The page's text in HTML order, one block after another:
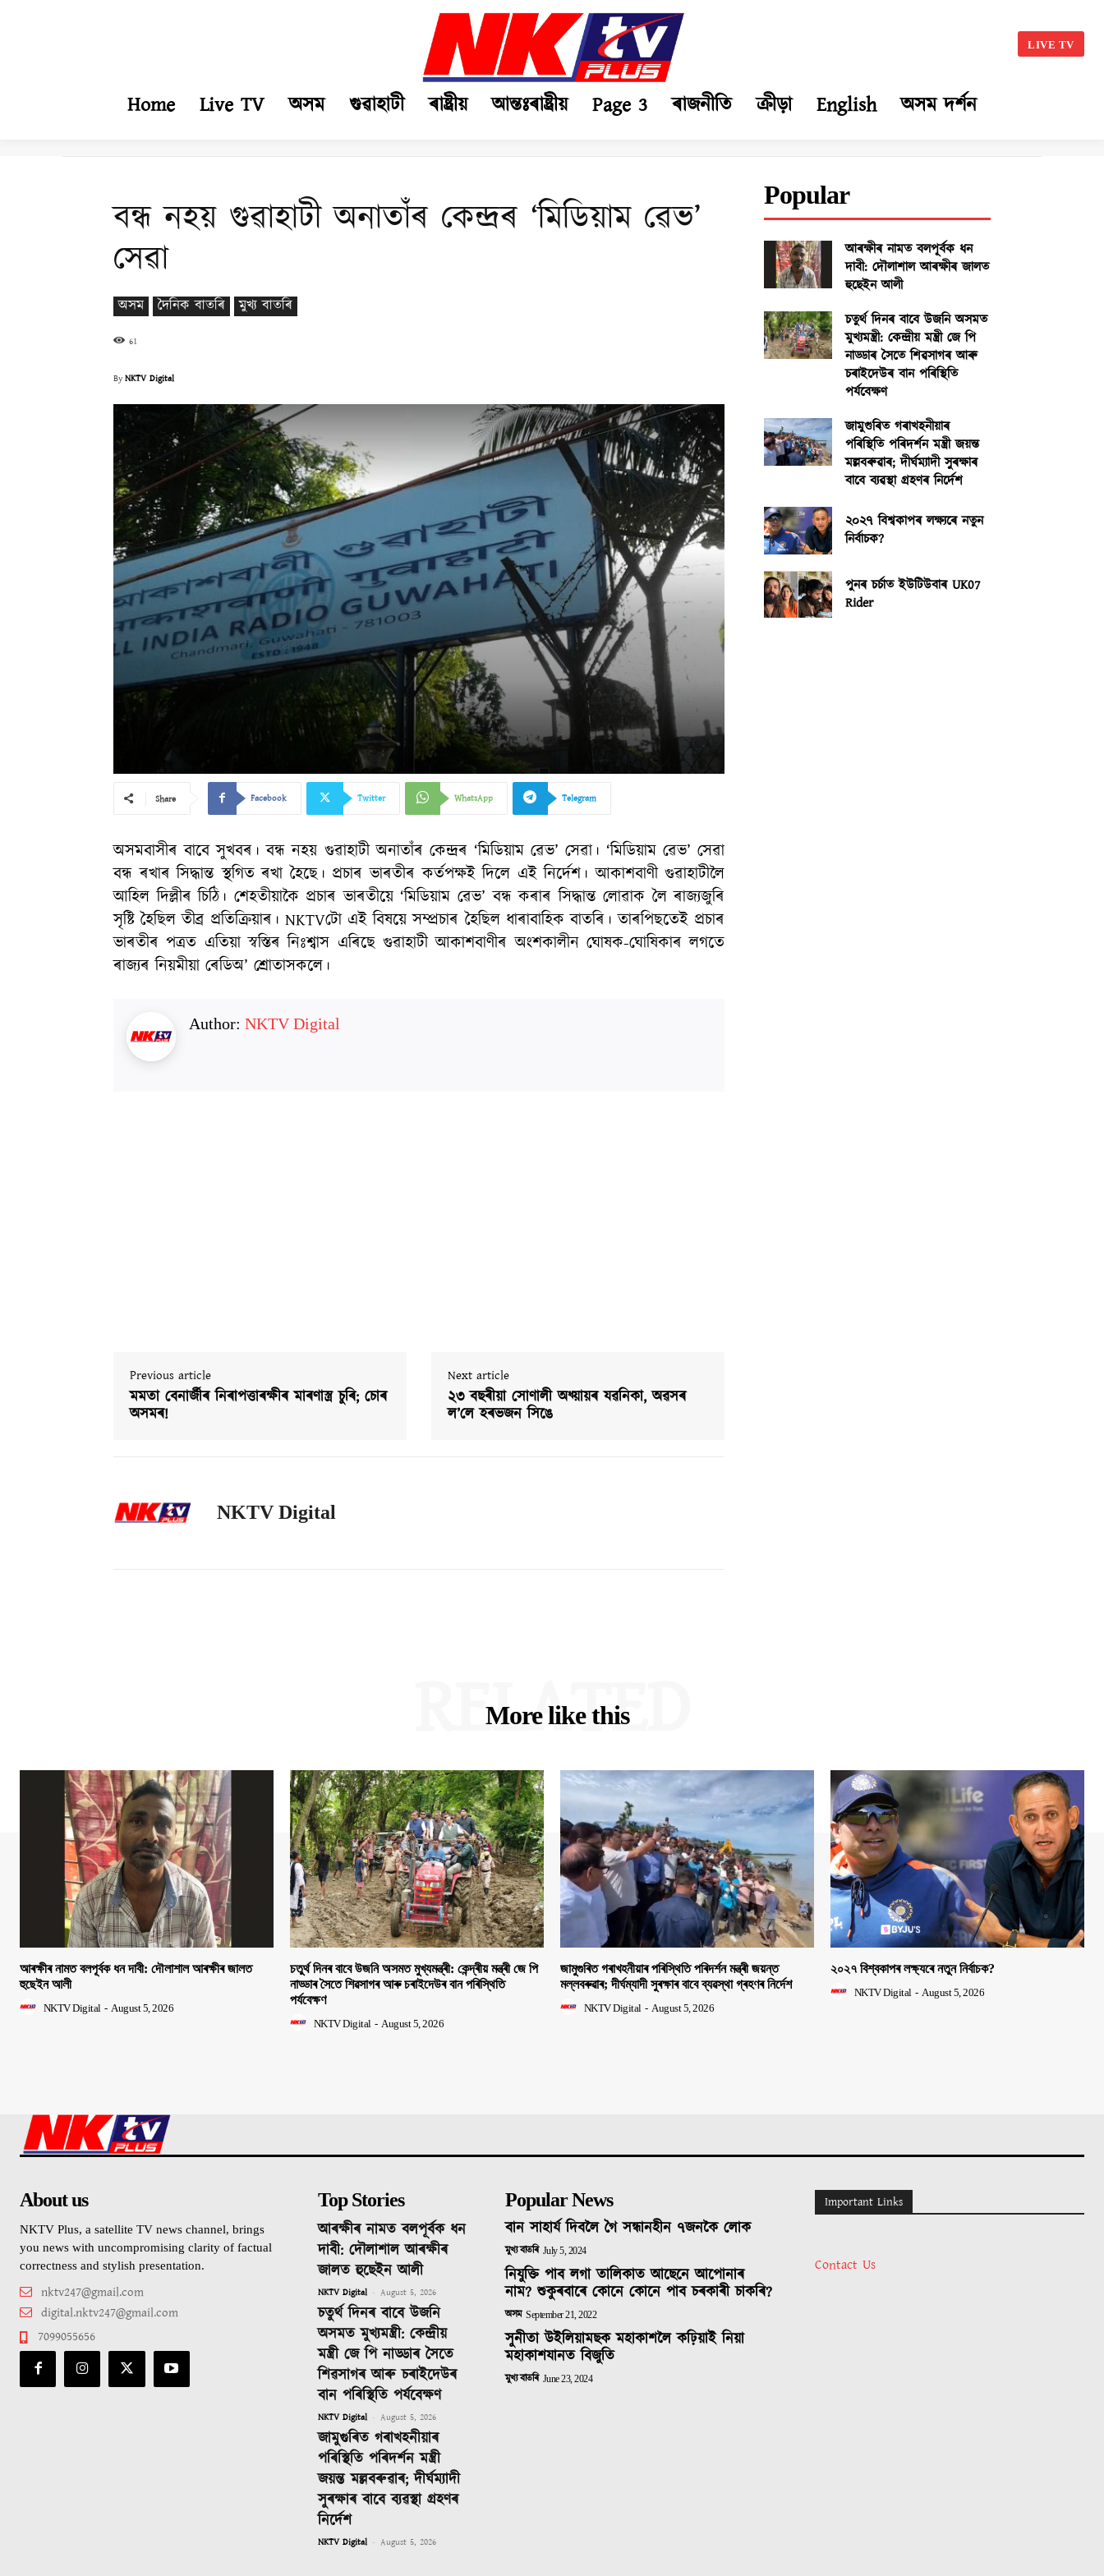
LIVE TV
Home Live TV অসম গুৱাহাটী ৰাষ্ট্ৰীয় আন্তঃৰাষ্ট্ৰীয় Page 3 ৰাজনীতি ক্ৰীড়া English অসম দৰ্শন
বন্ধ নহয় গুৱাহাটী অনাতাঁৰ কেন্দ্ৰৰ ‘মিডিয়াম ৱেভ’
সেৱা
অসম দৈনিক বাতৰি মুখ্য বাতৰি
61
ByNKTV Digital
Share Facebook Twitter WhatsApp Telegram
অসমবাসীৰ বাবে সুখবৰ। বন্ধ নহয় গুৱাহাটী অনাতাঁৰ কেন্দ্ৰৰ ‘মিডিয়াম ৱেভ’ সেৱা। ‘মিডিয়াম ৱেভ’ সেৱা
বন্ধ ৰখাৰ সিদ্ধান্ত স্থগিত ৰখা হৈছে। প্ৰচাৰ ভাৰতীৰ কৰ্তপক্ষই দিলে এই নিৰ্দেশ। আকাশবাণী গুৱাহাটীলৈ
আহিল দিল্লীৰ চিঠি। শেহতীয়াকৈ প্ৰচাৰ ভাৰতীয়ে ‘মিডিয়াম ৱেভ’ বন্ধ কৰাৰ সিদ্ধান্ত লোৱাক লৈ ৰাজ্যজুৰি
সৃষ্টি হৈছিল তীব্ৰ প্ৰতিক্ৰিয়াৰ। NKTVটো এই বিষয়ে সম্প্ৰচাৰ হৈছিল ধাৰাবাহিক বাতৰি। তাৰপিছতেই প্ৰচাৰ
ভাৰতীৰ পত্ৰত এতিয়া স্বস্তিৰ নিঃশ্বাস এৰিছে গুৱাহাটী আকাশবাণীৰ অংশকালীন ঘোষক-ঘোষিকাৰ লগতে
ৰাজ্যৰ নিয়মীয়া ৰেডিঅ’ শ্ৰোতাসকলে।
Author: NKTV Digital
Previous article
মমতা বেনাৰ্জীৰ নিৰাপত্তাৰক্ষীৰ মাৰণাস্ত্ৰ চুৰি; চোৰ
অসমৰ!
Next article
২৩ বছৰীয়া সোণালী অধ্য়ায়ৰ যৱনিকা, অৱসৰ
ল’লে হৰভজন সিঙে
NKTV Digital
Popular
আৰক্ষীৰ নামত বলপূৰ্বক ধন
দাবী: দৌলাশাল আৰক্ষীৰ জালত
হুছেইন আলী
চতুৰ্থ দিনৰ বাবে উজনি অসমত
মুখ্যমন্ত্ৰী: কেন্দ্ৰীয় মন্ত্ৰী জে পি
নাড্ডাৰ সৈতে শিৱসাগৰ আৰু
চৰাইদেউৰ বান পৰিস্থিতি
পৰ্যবেক্ষণ
জামুগুৰিত গৰাখহনীয়াৰ
পৰিস্থিতি পৰিদৰ্শন মন্ত্ৰী জয়ন্ত
মল্লবৰুৱাৰ; দীৰ্ঘম্যাদী সুৰক্ষাৰ
বাবে ব্যৱস্থা গ্ৰহণৰ নিৰ্দেশ
২০২৭ বিশ্বকাপৰ লক্ষ্যৰে নতুন
নিৰ্বাচক?
পুনৰ চৰ্চাত ইউটিউবাৰ UK07
Rider
More like this
RELATED
আৰক্ষীৰ নামত বলপূৰ্বক ধন দাবী: দৌলাশাল আৰক্ষীৰ জালত
হুছেইন আলী
NKTV Digital - August 5, 2026
চতুৰ্থ দিনৰ বাবে উজনি অসমত মুখ্যমন্ত্ৰী: কেন্দ্ৰীয় মন্ত্ৰী জে পি
নাড্ডাৰ সৈতে শিৱসাগৰ আৰু চৰাইদেউৰ বান পৰিস্থিতি
পৰ্যবেক্ষণ
NKTV Digital - August 5, 2026
জামুগুৰিত গৰাখহনীয়াৰ পৰিস্থিতি পৰিদৰ্শন মন্ত্ৰী জয়ন্ত
মল্লবৰুৱাৰ; দীৰ্ঘম্যাদী সুৰক্ষাৰ বাবে ব্যৱস্থা গ্ৰহণৰ নিৰ্দেশ
NKTV Digital - August 5, 2026
২০২৭ বিশ্বকাপৰ লক্ষ্যৰে নতুন নিৰ্বাচক?
NKTV Digital - August 5, 2026
About us
NKTV Plus, a satellite TV news channel, brings
you news with uncompromising clarity of factual
correctness and stylish presentation.
nktv247@gmail.com
digital.nktv247@gmail.com
7099055656
Top Stories
আৰক্ষীৰ নামত বলপূৰ্বক ধন
দাবী: দৌলাশাল আৰক্ষীৰ
জালত হুছেইন আলী
NKTV Digital - August 5, 2026
চতুৰ্থ দিনৰ বাবে উজনি
অসমত মুখ্যমন্ত্ৰী: কেন্দ্ৰীয়
মন্ত্ৰী জে পি নাড্ডাৰ সৈতে
শিৱসাগৰ আৰু চৰাইদেউৰ
বান পৰিস্থিতি পৰ্যবেক্ষণ
NKTV Digital - August 5, 2026
জামুগুৰিত গৰাখহনীয়াৰ
পৰিস্থিতি পৰিদৰ্শন মন্ত্ৰী
জয়ন্ত মল্লবৰুৱাৰ; দীৰ্ঘম্যাদী
সুৰক্ষাৰ বাবে ব্যৱস্থা গ্ৰহণৰ
নিৰ্দেশ
NKTV Digital - August 5, 2026
Popular News
বান সাহাৰ্য দিবলৈ গৈ সন্ধানহীন ৭জনকৈ লোক
মুখ্য বাতৰি July 5, 2024
নিযুক্তি পাব লগা তালিকাত আছেনে আপোনাৰ
নাম? শুকুৰবাৰে কোনে কোনে পাব চৰকাৰী চাকৰি?
অসম September 21, 2022
সুনীতা উইলিয়ামছক মহাকাশলৈ কঢ়িয়াই নিয়া
মহাকাশযানত বিজুতি
মুখ্য বাতৰি June 23, 2024
Important Links
Contact Us